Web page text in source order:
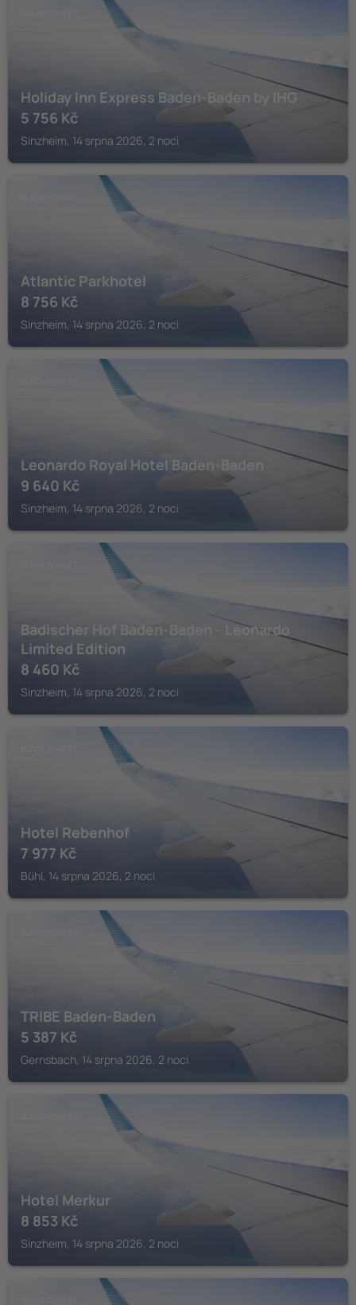
Holiday Inn Express Baden-Baden by IHG
5 756 Kč
Sinzheim, 14 srpna 2026, 2 noci
Atlantic Parkhotel
8 756 Kč
Sinzheim, 14 srpna 2026, 2 noci
Leonardo Royal Hotel Baden-Baden
9 640 Kč
Sinzheim, 14 srpna 2026, 2 noci
Badischer Hof Baden-Baden - Leonardo
Limited Edition
8 460 Kč
Sinzheim, 14 srpna 2026, 2 noci
Hotel Rebenhof
7 977 Kč
Bühl, 14 srpna 2026, 2 noci
TRIBE Baden-Baden
5 387 Kč
Gernsbach, 14 srpna 2026, 2 noci
Hotel Merkur
8 853 Kč
Sinzheim, 14 srpna 2026, 2 noci